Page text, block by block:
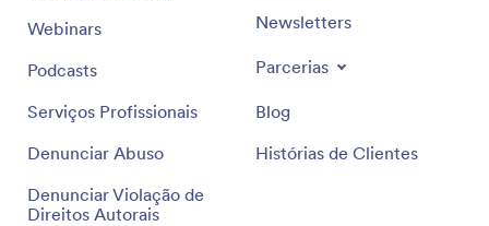
Webinars
Podcasts
Serviços Profissionais
Denunciar Abuso
Denunciar Violação de
Direitos Autorais
Newsletters
Parcerias
Blog
Histórias de Clientes